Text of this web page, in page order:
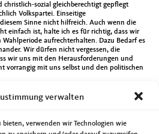
verwalten
bieten, verwenden wir Technologien wie
christlich-sozial gleichberechtigt gepflegt
Volkspartei. Einseitige
Sinne nicht hilfreich. Auch wenn die
einfach ist, halte ich es für richtig, dass wir
Wahlperiode aufrechterhalten. Dazu Bedarf es
Wir dürfen nicht vergessen, die
wir uns mit den Herausforderungen und
vorrangig mit uns selbst und den politischen
Anschlag in Halle/Saale oder der
Walter Lübcke zeigten auf
von Extremismus, Antisemitismus und
werden.